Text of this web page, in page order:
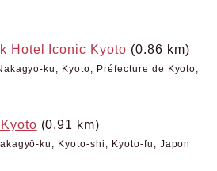
Hotel Iconic Kyoto (0.86 km)
ku, Kyoto, Préfecture de Kyoto,
(0.91 km)
ku, Kyoto-shi, Kyoto-fu, Japon